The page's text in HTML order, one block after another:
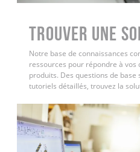
Trouver une
Notre base de connaissances
ressources pour répondre à vos
produits. Des questions de base
tutoriels détaillés, trouvez la